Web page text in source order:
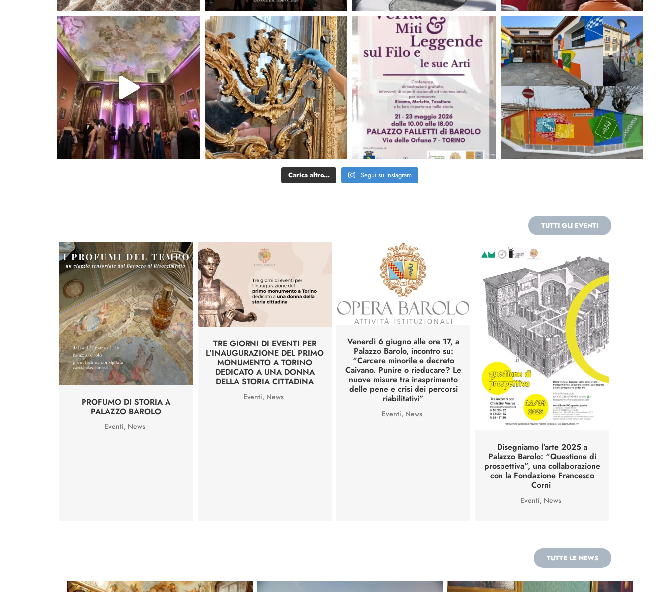
Carica altro... Segui su Instagram
TUTTI GLI EVENTI
PROFUMO DI STORIA A
PALAZZO BAROLO
Eventi, News
TRE GIORNI DI EVENTI PER
L’INAUGURAZIONE DEL PRIMO
MONUMENTO A TORINO
DEDICATO A UNA DONNA
DELLA STORIA CITTADINA
Eventi, News
Venerdì 6 giugno alle ore 17, a
Palazzo Barolo, incontro su:
“Carcere minorile e decreto
Caivano. Punire o rieducare? Le
nuove misure tra inasprimento
delle pene e crisi dei percorsi
riabilitativi”
Eventi, News
Disegniamo l’arte 2025 a
Palazzo Barolo: “Questione di
prospettiva”, una collaborazione
con la Fondazione Francesco
Corni
Eventi, News
TUTTE LE NEWS